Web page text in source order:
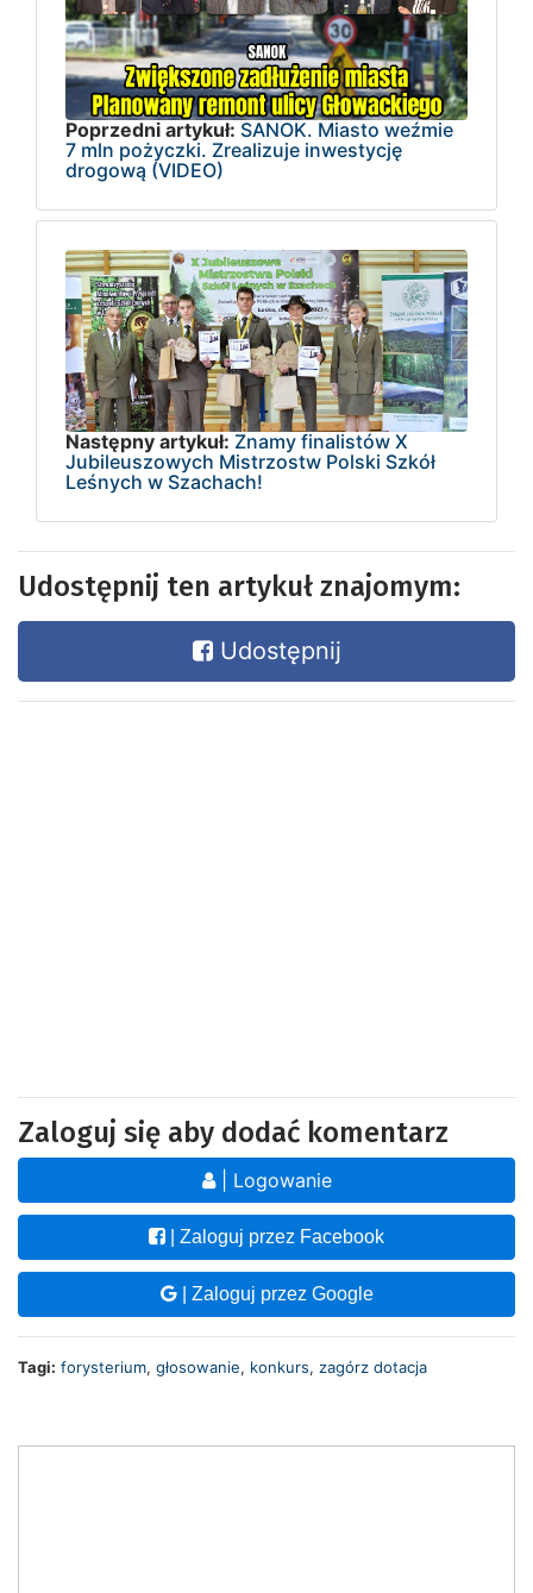
Poprzedni artykuł: SANOK. Miasto weźmie
7 mln pożyczki. Zrealizuje inwestycję
drogową (VIDEO)
Następny artykuł: Znamy finalistów X
Jubileuszowych Mistrzostw Polski Szkół
Leśnych w Szachach!
Udostępnij ten artykuł znajomym:
Udostępnij
Zaloguj się aby dodać komentarz
| Logowanie
| Zaloguj przez Facebook
| Zaloguj przez Google
Tagi: forysterium, głosowanie, konkurs, zagórz dotacja